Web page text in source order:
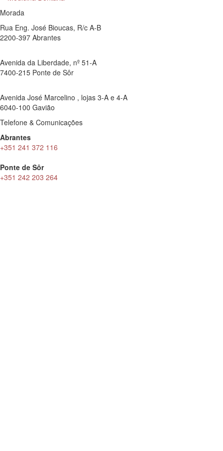
Morada
Rua Eng. José Bioucas, R/c A-B
2200-397 Abrantes
Avenida da Liberdade, nº 51-A
7400-215 Ponte de Sôr
Avenida José Marcelino , lojas 3-A e 4-A
6040-100 Gavião
Telefone & Comunicações
Abrantes
+351 241 372 116
Ponte de Sôr
+351 242 203 264